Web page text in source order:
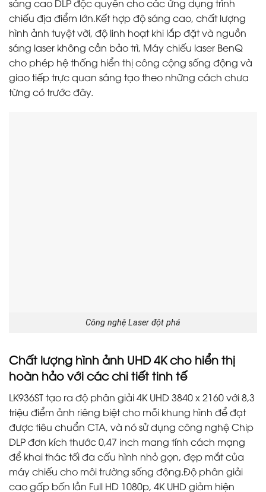
sáng cao DLP độc quyền cho các ứng dụng trình
chiếu địa điểm lớn.Kết hợp độ sáng cao, chất lượng
hình ảnh tuyệt vời, độ linh hoạt khi lắp đặt và nguồn
sáng laser không cần bảo trì, Máy chiếu laser BenQ
cho phép hệ thống hiển thị công cộng sống động và
giao tiếp trực quan sáng tạo theo những cách chưa
từng có trước đây.
Công nghệ Laser đột phá
Chất lượng hình ảnh UHD 4K cho hiển thị
hoàn hảo với các chi tiết tinh tế
LK936ST tạo ra độ phân giải 4K UHD 3840 x 2160 với 8,3
triệu điểm ảnh riêng biệt cho mỗi khung hình để đạt
được tiêu chuẩn CTA, và nó sử dụng công nghệ Chip
DLP đơn kích thước 0,47 inch mang tính cách mạng
để khai thác tối đa cấu hình nhỏ gọn, đẹp mắt của
máy chiếu cho môi trường sống động.Độ phân giải
cao gấp bốn lần Full HD 1080p, 4K UHD giảm hiện